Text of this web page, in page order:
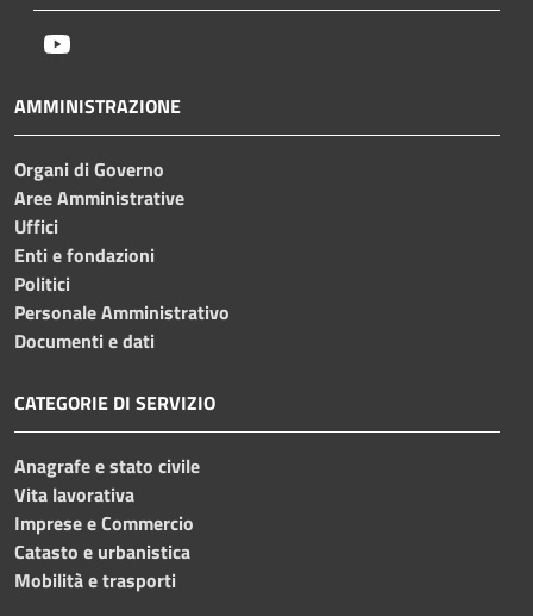
AMMINISTRAZIONE
Organi di Governo
Aree Amministrative
Uffici
Enti e fondazioni
Politici
Personale Amministrativo
Documenti e dati
CATEGORIE DI SERVIZIO
Anagrafe e stato civile
Vita lavorativa
Imprese e Commercio
Catasto e urbanistica
Mobilità e trasporti